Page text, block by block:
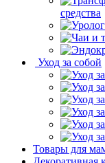
средства
Уход за собой
Товары для